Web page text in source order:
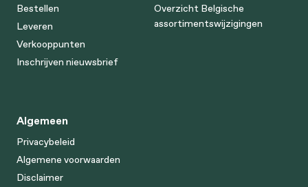
Bestellen
Leveren
Verkooppunten
Inschrijven nieuwsbrief
Overzicht Belgische
assortimentswijzigingen
Algemeen
Privacybeleid
Algemene voorwaarden
Disclaimer